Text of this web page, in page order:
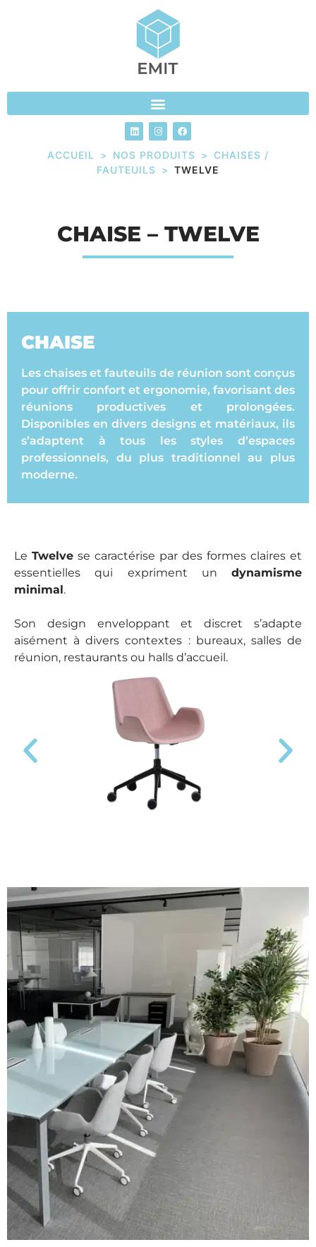
ACCUEIL > NOS PRODUITS >
CHAISES /
FAUTEUILS > TWELVE
CHAISE – TWELVE
CHAISE
Les chaises et fauteuils de réunion sont conçus
pour offrir confort et ergonomie, favorisant des
réunions productives et prolongées.
Disponibles en divers designs et matériaux, ils
s’adaptent à tous les styles d’espaces
professionnels, du plus traditionnel au plus
moderne.
Le Twelve se caractérise par des formes claires et
essentielles qui expriment un dynamisme
minimal.
Son design enveloppant et discret s’adapte
aisément à divers contextes : bureaux, salles de
réunion, restaurants ou halls d’accueil.